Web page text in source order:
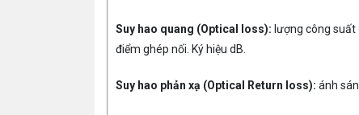
Suy hao quang (Optical loss): lượng công
điểm ghép nối. Ký hiệu dB.
Suy hao phản xạ (Optical Return loss): ánh